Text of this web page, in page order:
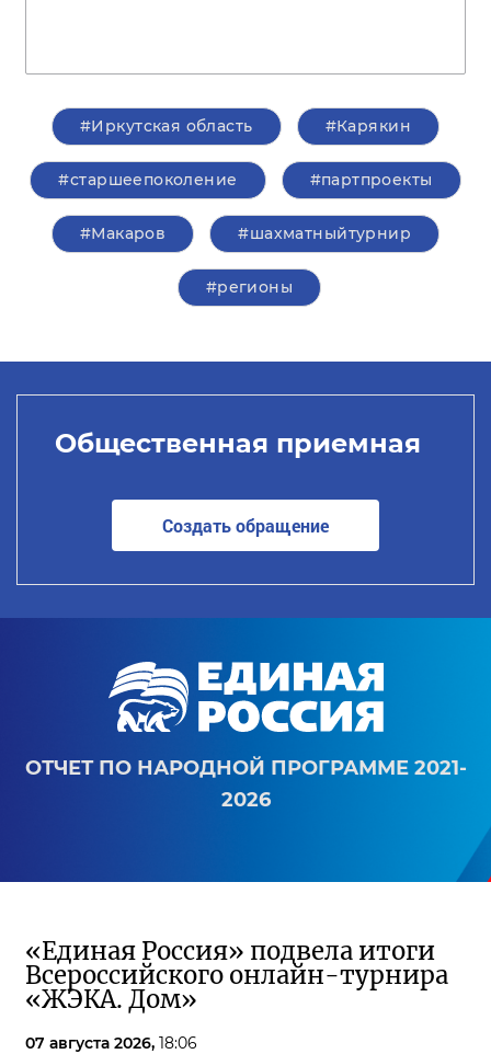
#Иркутская область #Карякин
#старшеепоколение #партпроекты
#Макаров #шахматныйтурнир
#регионы
Общественная приемная
Создать обращение
ОТЧЕТ ПО НАРОДНОЙ ПРОГРАММЕ 2021-
2026
«Единая Россия» подвела итоги
Всероссийского онлайн-турнира
«ЖЭКА. Дом»
07 августа 2026, 18:06